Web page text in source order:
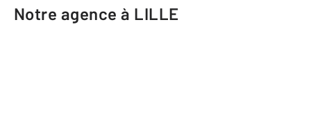
Notre agence à LILLE